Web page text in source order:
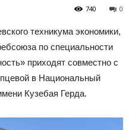
0
740
техникума экономики,
по специальности
приходят совместно с
в Национальный
Кузебая Герда.